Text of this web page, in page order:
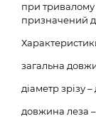
при тривалому
призначений
загальна
діаметр зрізу –
довжина леза –